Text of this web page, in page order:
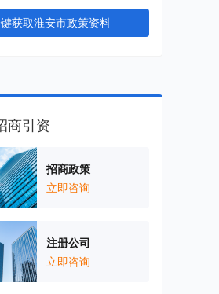
获取淮安市政策资料
商引资
招商政策
立即咨询
注册公司
立即咨询